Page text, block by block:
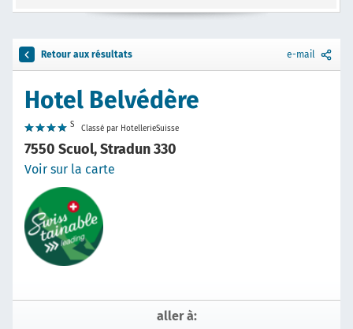
Retour aux résultats e-mail
Hotel Belvédère
S Classé par HotellerieSuisse
7550 Scuol, Stradun 330
Voir sur la carte
aller à: